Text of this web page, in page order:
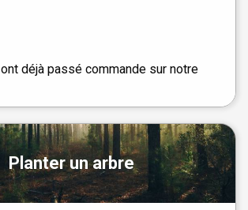
ont déjà passé commande sur notre
Planter un arbre